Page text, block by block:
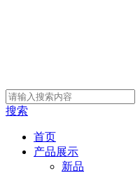
搜索
首页
产品展示
新品